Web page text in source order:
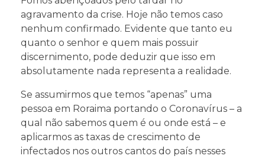
agravamento da crise. Hoje não temos caso
nenhum confirmado. Evidente que tanto eu
quanto o senhor e quem mais possuir
discernimento, pode deduzir que isso em
absolutamente nada representa a realidade.
Se assumirmos que temos “apenas” uma
pessoa em Roraima portando o Coronavírus – a
qual não sabemos quem é ou onde está – e
aplicarmos as taxas de crescimento de
infectados nos outros cantos do país nesses